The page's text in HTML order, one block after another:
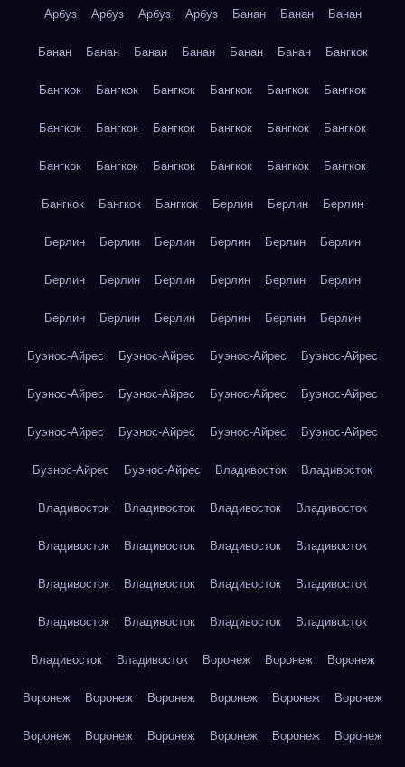
Арбуз Арбуз Арбуз Арбуз Банан Банан Банан
Банан Банан Банан Банан Банан Банан Бангкок
Бангкок Бангкок Бангкок Бангкок Бангкок Бангкок
Бангкок Бангкок Бангкок Бангкок Бангкок Бангкок
Бангкок Бангкок Бангкок Бангкок Бангкок Бангкок
Бангкок Бангкок Бангкок Берлин Берлин Берлин
Берлин Берлин Берлин Берлин Берлин Берлин
Берлин Берлин Берлин Берлин Берлин Берлин
Берлин Берлин Берлин Берлин Берлин Берлин
Буэнос-Айрес Буэнос-Айрес Буэнос-Айрес Буэнос-Айрес
Буэнос-Айрес Буэнос-Айрес Буэнос-Айрес Буэнос-Айрес
Буэнос-Айрес Буэнос-Айрес Буэнос-Айрес Буэнос-Айрес
Буэнос-Айрес Буэнос-Айрес Владивосток Владивосток
Владивосток Владивосток Владивосток Владивосток
Владивосток Владивосток Владивосток Владивосток
Владивосток Владивосток Владивосток Владивосток
Владивосток Владивосток Владивосток Владивосток
Владивосток Владивосток Воронеж Воронеж Воронеж
Воронеж Воронеж Воронеж Воронеж Воронеж Воронеж
Воронеж Воронеж Воронеж Воронеж Воронеж Воронеж